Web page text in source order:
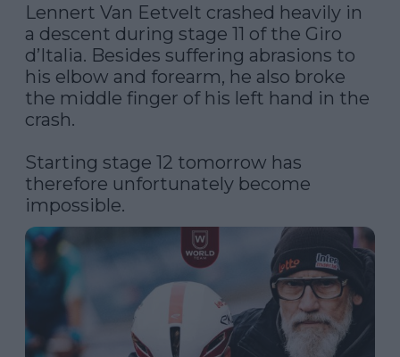
Lennert Van Eetvelt crashed heavily in
a descent during stage 11 of the Giro
d’Italia. Besides suffering abrasions to
his elbow and forearm, he also broke
the middle finger of his left hand in the
crash.
Starting stage 12 tomorrow has
therefore unfortunately become
impossible.